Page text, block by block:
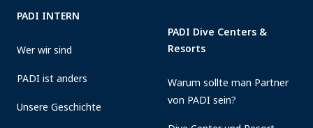
PADI INTERN
Wer wir sind
PADI ist anders
Unsere Geschichte
PADI Dive Centers &
Resorts
Warum sollte man Partner
von PADI sein?